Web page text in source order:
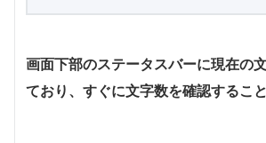
画面下部のステータスバーに現在の
ており、すぐに文字数を確認すること